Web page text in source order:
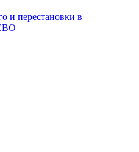
и перестановки в